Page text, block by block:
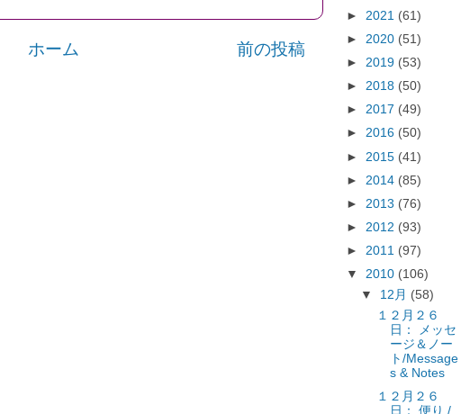
前の投稿
ホーム
► 2021 (61)
► 2020 (51)
► 2019 (53)
► 2018 (50)
► 2017 (49)
► 2016 (50)
► 2015 (41)
► 2014 (85)
► 2013 (76)
► 2012 (93)
► 2011 (97)
▼ 2010 (106)
▼ 12月 (58)
１２月２６
日： メッセ
ージ＆ノー
ト/Message
s & Notes
１２月２６
日： 便り /